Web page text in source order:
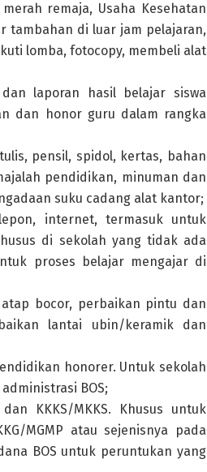
remaja, Usaha Kesehatan
tambahan di luar jam pelajaran,
lomba, fotocopy, membeli alat
laporan hasil belajar siswa
dan honor guru dalam rangka
pensil, spidol, kertas, bahan
pendidikan, minuman dan
suku cadang alat kantor;
internet, termasuk untuk
di sekolah yang tidak ada
proses belajar mengajar di
bocor, perbaikan pintu dan
lantai ubin/keramik dan
honorer. Untuk sekolah
BOS;
KKKS/MKKS. Khusus untuk
MGMP atau sejenisnya pada
BOS untuk peruntukan yang